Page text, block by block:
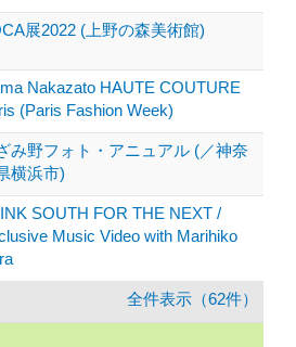
展2022 (上野の森美術館)
Nakazato HAUTE COUTURE
(Paris Fashion Week)
み野フォト・アニュアル (／神奈
横浜市)
SOUTH FOR THE NEXT /
Music Video with Marihiko
全件表示（62件）